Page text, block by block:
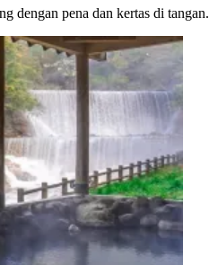
dengan pena dan kertas di tangan.